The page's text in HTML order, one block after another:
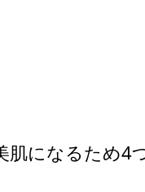
肌になるため4